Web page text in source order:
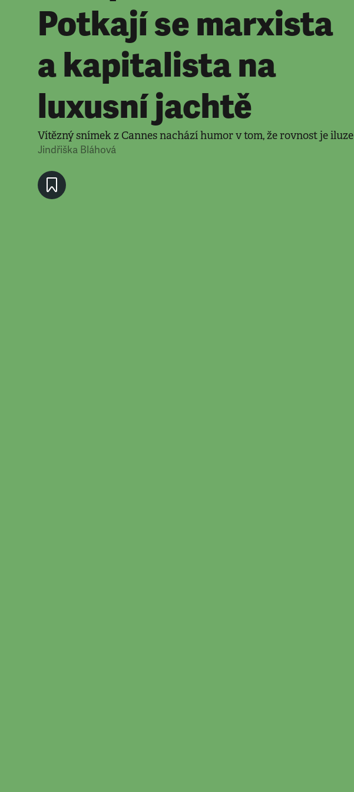
Potkají se marxista
a kapitalista na
luxusní jachtě
Vítězný snímek z Cannes nachází humor v tom, že rovnost je iluze
Jindřiška Bláhová